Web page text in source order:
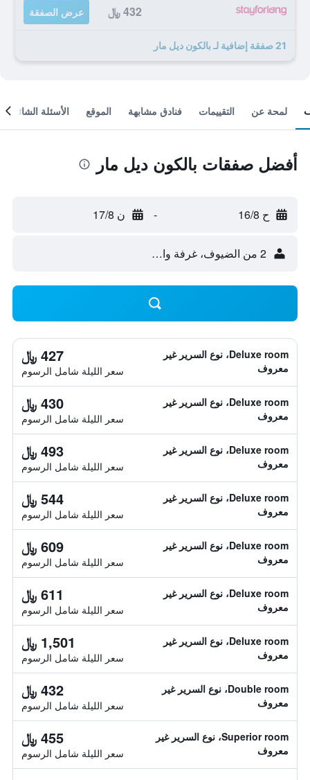
432 ﷼ عرض الصفقة
21 صفقة إضافية لـ بالكون ديل مار
لمحة عن التقييمات فنادق مشابهة الموقع الأسئلة الشائعة
أفضل صفقات بالكون ديل مار
ح 16/8 - ن 17/8
2 من الضيوف، غرفة واحدة
Deluxe room، نوع السرير غير
معروف
427 ﷼
سعر الليلة شامل الرسوم
Deluxe room، نوع السرير غير
معروف
430 ﷼
سعر الليلة شامل الرسوم
Deluxe room، نوع السرير غير
معروف
493 ﷼
سعر الليلة شامل الرسوم
Deluxe room، نوع السرير غير
معروف
544 ﷼
سعر الليلة شامل الرسوم
Deluxe room، نوع السرير غير
معروف
609 ﷼
سعر الليلة شامل الرسوم
Deluxe room، نوع السرير غير
معروف
611 ﷼
سعر الليلة شامل الرسوم
Deluxe room، نوع السرير غير
معروف
1,501 ﷼
سعر الليلة شامل الرسوم
Double room، نوع السرير غير
معروف
432 ﷼
سعر الليلة شامل الرسوم
Superior room، نوع السرير غير
معروف
455 ﷼
سعر الليلة شامل الرسوم